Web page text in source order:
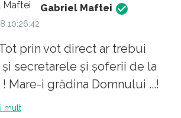
Gabriel Maftei
10:26:42
prin vot direct ar trebui
secretarele și șoferii de la
Mare-i grădina Domnului ...!
mai mult